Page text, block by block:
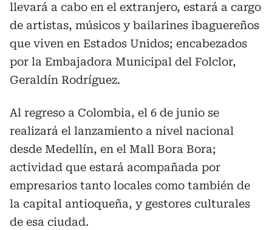
llevará a cabo en el extranjero, estará a cargo
de artistas, músicos y bailarines ibaguereños
que viven en Estados Unidos; encabezados
por la Embajadora Municipal del Folclor,
Geraldín Rodríguez.
Al regreso a Colombia, el 6 de junio se
realizará el lanzamiento a nivel nacional
desde Medellín, en el Mall Bora Bora;
actividad que estará acompañada por
empresarios tanto locales como también de
la capital antioqueña, y gestores culturales
de esa ciudad.